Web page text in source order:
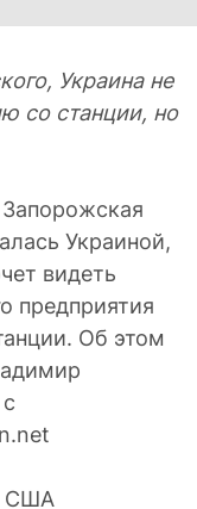
Украина не
со станции, но
Украиной,
видеть
предприятия
Об этом
США